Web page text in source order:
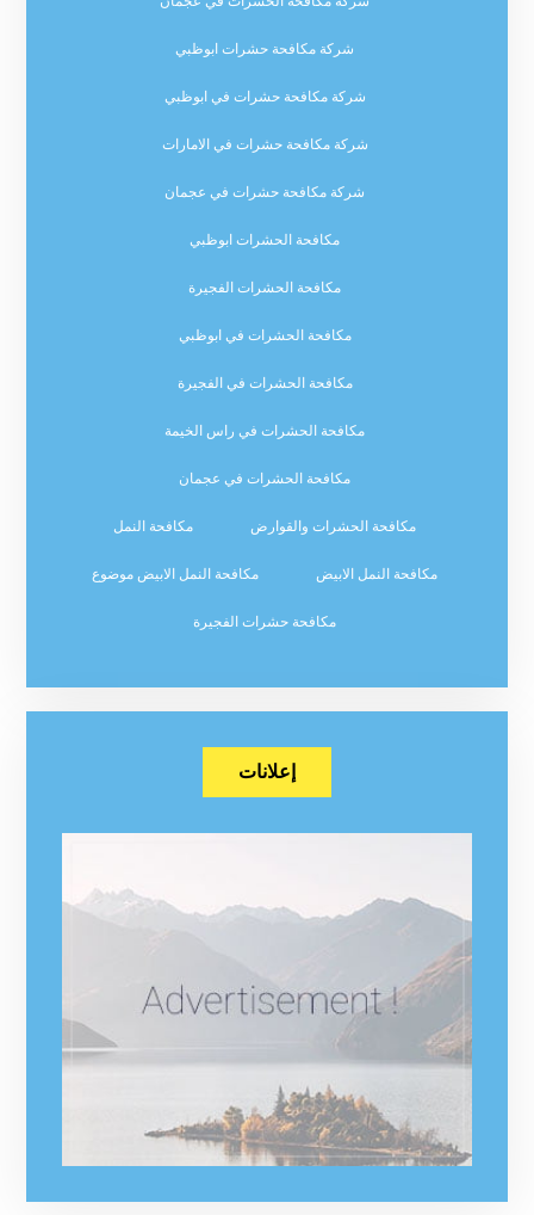
شركة مكافحة حشرات ابوظبي
شركة مكافحة حشرات في ابوظبي
شركة مكافحة حشرات في الامارات
شركة مكافحة حشرات في عجمان
مكافحة الحشرات ابوظبي
مكافحة الحشرات الفجيرة
مكافحة الحشرات في ابوظبي
مكافحة الحشرات في الفجيرة
مكافحة الحشرات في راس الخيمة
مكافحة الحشرات في عجمان
مكافحة الحشرات والقوارض مكافحة النمل
مكافحة النمل الابيض مكافحة النمل الابيض موضوع
مكافحة حشرات الفجيرة
إعلانات